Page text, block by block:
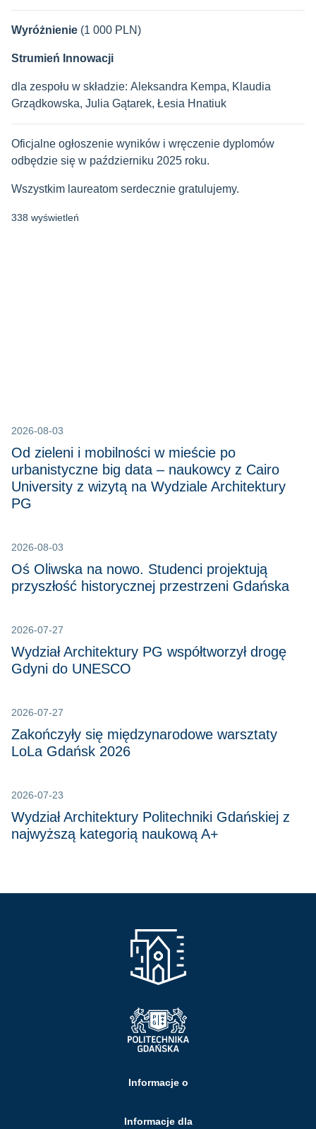
Wyróżnienie (1 000 PLN)
Strumień Innowacji
dla zespołu w składzie: Aleksandra Kempa, Klaudia
Grządkowska, Julia Gątarek, Łesia Hnatiuk
Oficjalne ogłoszenie wyników i wręczenie dyplomów
odbędzie się w październiku 2025 roku.
Wszystkim laureatom serdecznie gratulujemy.
338 wyświetleń
2026-08-03
Od zieleni i mobilności w mieście po
urbanistyczne big data – naukowcy z Cairo
University z wizytą na Wydziale Architektury
PG
2026-08-03
Oś Oliwska na nowo. Studenci projektują
przyszłość historycznej przestrzeni Gdańska
2026-07-27
Wydział Architektury PG współtworzył drogę
Gdyni do UNESCO
2026-07-27
Zakończyły się międzynarodowe warsztaty
LoLa Gdańsk 2026
2026-07-23
Wydział Architektury Politechniki Gdańskiej z
najwyższą kategorią naukową A+
Informacje o
Informacje dla